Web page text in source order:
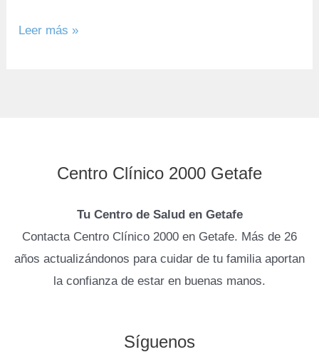
Leer más »
Centro Clínico 2000 Getafe
Tu Centro de Salud en Getafe
Contacta Centro Clínico 2000 en Getafe. Más de 26
años actualizándonos para cuidar de tu familia aportan
la confianza de estar en buenas manos.
Síguenos